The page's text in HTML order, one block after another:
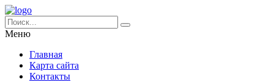
Меню
Главная
Карта сайта
Контакты